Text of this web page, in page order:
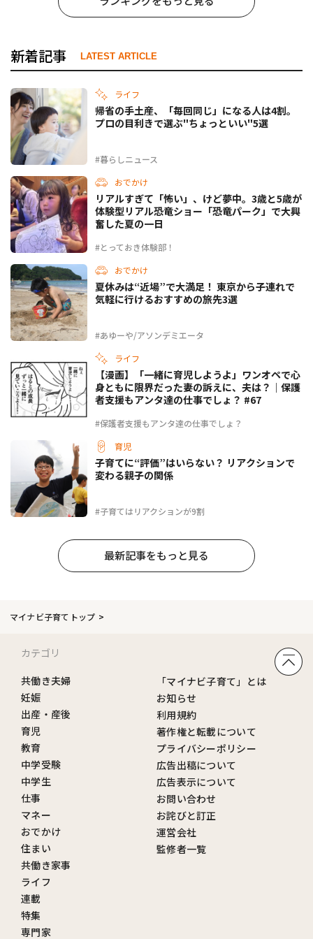
新着記事 LATEST ARTICLE
ライフ
#暮らしニュース
帰省の手土産、「毎回同じ」になる人は4割。
プロの目利きで選ぶ"ちょっといい"5選
おでかけ
#とっておき体験部！
リアルすぎて「怖い」、けど夢中。3歳と5歳が
体験型リアル恐竜ショー「恐竜パーク」で大興
奮した夏の一日
おでかけ
#あゆーや/アソンデミエータ
夏休みは“近場”で大満足！ 東京から子連れで
気軽に行けるおすすめの旅先3選
ライフ
#保護者支援もアンタ達の仕事でしょ？
【漫画】「一緒に育児しようよ」ワンオペで心
身ともに限界だった妻の訴えに、夫は？｜保護
者支援もアンタ達の仕事でしょ？ #67
育児
#子育てはリアクションが9割
子育てに“評価”はいらない？ リアクションで
変わる親子の関係
最新記事をもっと見る
マイナビ子育てトップ
カテゴリ
共働き夫婦
妊娠
出産・産後
育児
教育
中学受験
中学生
仕事
マネー
おでかけ
住まい
共働き家事
ライフ
連載
特集
専門家
「マイナビ子育て」とは
お知らせ
利用規約
著作権と転載について
プライバシーポリシー
広告出稿について
広告表示について
お問い合わせ
お詫びと訂正
運営会社
監修者一覧